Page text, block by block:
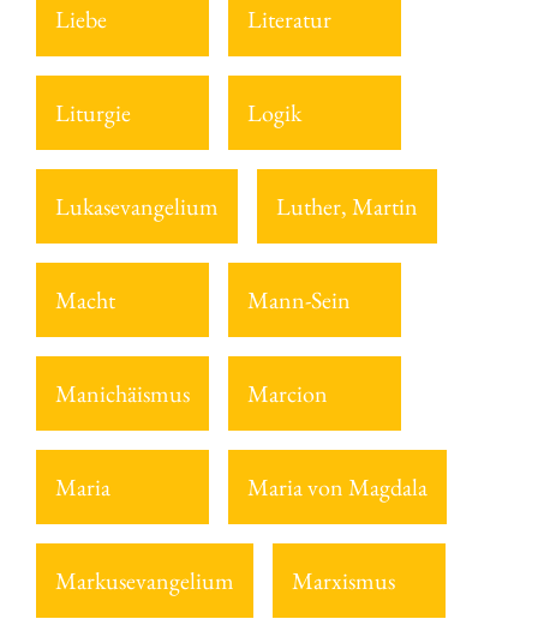
Liebe Literatur
Liturgie Logik
Lukasevangelium Luther, Martin
Macht Mann-Sein
Manichäismus Marcion
Maria Maria von Magdala
Markusevangelium Marxismus